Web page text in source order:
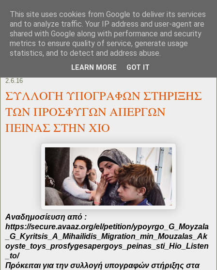
2.6.16
ΣΥΛΛΟΓΗ ΥΠΟΓΡΑΦΩΝ ΣΤΗΡΙΞΗΣ
ΤΩΝ ΠΡΟΣΦΥΓΩΝ ΑΠΕΡΓΩΝ
ΠΕΙΝΑΣ ΣΤΗΝ ΧΙΟ
Αναδημοσίευση από :
https://secure.avaaz.org/el/petition/ypoyrgo_G_Moyzala
_G_Kyritsis_A_Mihailidis_Migration_min_Mouzalas_Ak
oyste_toys_prosfygesapergoys_peinas_sti_Hio_Listen
_to/
Πρόκειται για την συλλογή υπογραφών στήριξης στα
This site uses cookies from Google to deliver its services
and to analyze traffic. Your IP address and user-agent are
shared with Google along with performance and security
metrics to ensure quality of service, generate usage
statistics, and to detect and address abuse.
LEARN MORE GOT IT